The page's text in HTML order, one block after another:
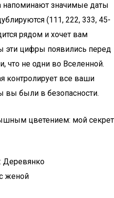
напоминают значимые даты
(111, 222, 333, 45-
рядом и хочет вам
эти цифры появились перед
что не одни во Вселенной.
контролирует все ваши
вы были в безопасности.
цветением: мой секрет
женой